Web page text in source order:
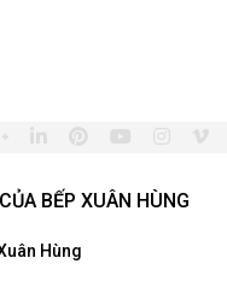
BẾP XUÂN HÙNG
Hùng